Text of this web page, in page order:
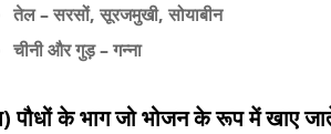
तेल– सरसों, सूरजमुखी, सोयाबीन
चीनी और गुड़– गन्ना
पौधों के भाग जो भोजन के रूप में खाए